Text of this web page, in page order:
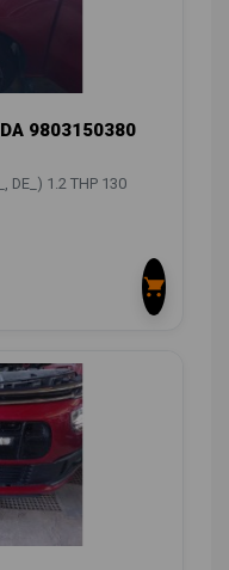
9803150380
DE_) 1.2 THP 130